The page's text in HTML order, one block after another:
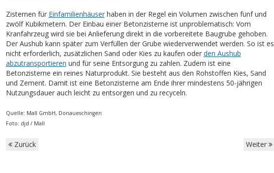
Zisternen für Einfamilienhäuserhaben in der Regel ein Volumen zwischen fünf und
zwölf Kubikmetern. Der Einbau einer Betonzisterne ist unproblematisch: Vom
Kranfahrzeug wird sie bei Anlieferung direkt in die vorbereitete Baugrube gehoben.
Der Aushub kann später zum Verfüllen der Grube wiederverwendet werden. So ist es
nicht erforderlich, zusätzlichen Sand oder Kies zu kaufen oder den Aushub
abzutransportieren und für seine Entsorgung zu zahlen. Zudem ist eine
Betonzisterne ein reines Naturprodukt. Sie besteht aus den Rohstoffen Kies, Sand
und Zement. Damit ist eine Betonzisterne am Ende ihrer mindestens 50-jährigen
Nutzungsdauer auch leicht zu entsorgen und zu recyceln.
Quelle: Mall GmbH, Donaueschingen
Foto: djd / Mall
Zurück Weiter